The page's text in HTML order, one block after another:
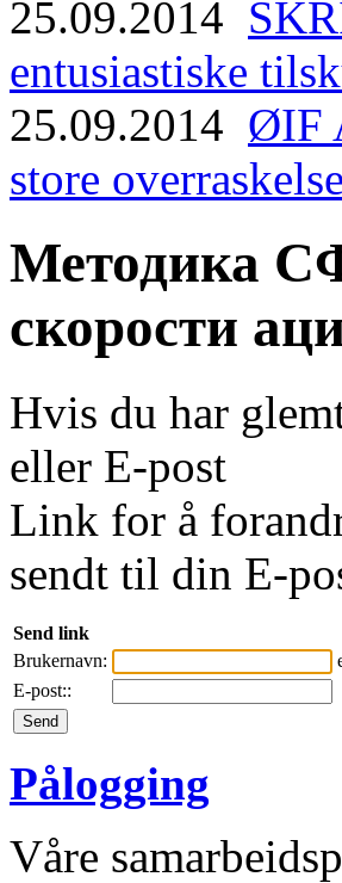
25.09.2014
entusiastiske
25.09.2014 ØIF
store
Методика
скорости
Hvis du har
eller E-post
Link for å
sendt til din E-
Send link
Brukernavn:
E-post::
Pålogging
Våre